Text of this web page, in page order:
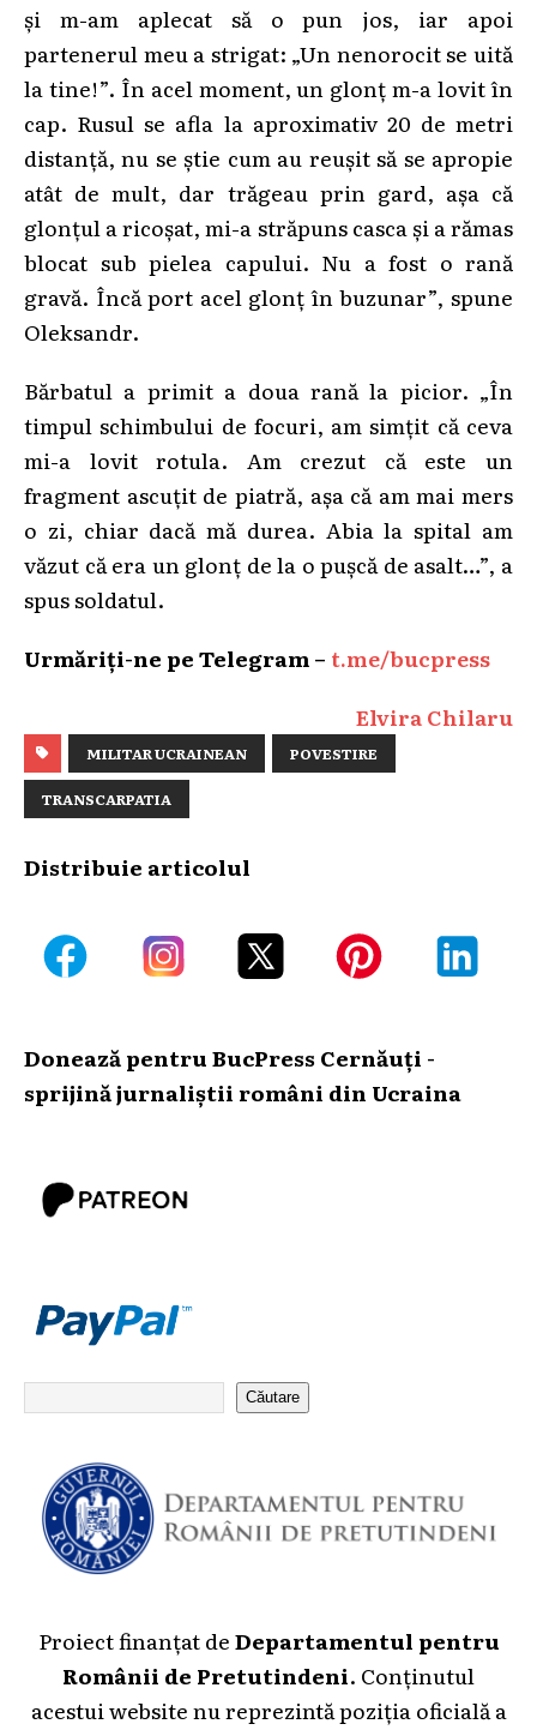
și m-am aplecat să o pun jos, iar apoi
partenerul meu a strigat: „Un nenorocit se uită
la tine!”. În acel moment, un glonț m-a lovit în
cap. Rusul se afla la aproximativ 20 de metri
distanță, nu se știe cum au reușit să se apropie
atât de mult, dar trăgeau prin gard, așa că
glonțul a ricoșat, mi-a străpuns casca și a rămas
blocat sub pielea capului. Nu a fost o rană
gravă. Încă port acel glonț în buzunar”, spune
Oleksandr.
Bărbatul a primit a doua rană la picior. „În
timpul schimbului de focuri, am simțit că ceva
mi-a lovit rotula. Am crezut că este un
fragment ascuțit de piatră, așa că am mai mers
o zi, chiar dacă mă durea. Abia la spital am
văzut că era un glonț de la o pușcă de asalt…”, a
spus soldatul.
Urmăriți-ne pe Telegram – t.me/bucpress
Elvira Chilaru
MILITAR UCRAINEAN POVESTIRE
TRANSCARPATIA
Distribuie articolul
Donează pentru BucPress Cernăuți -
sprijină jurnaliștii români din Ucraina
Căutare
Proiect finanțat deDepartamentul pentru
Românii de Pretutindeni. Conținutul
acestui website nu reprezintă poziția oficială a